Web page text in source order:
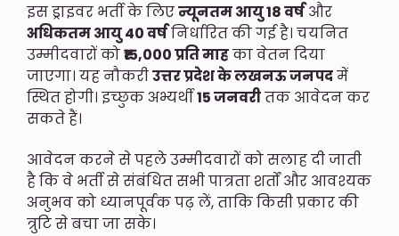
इस ड्राइवर भर्ती के लिएन्यूनतम आयु 18 वर्षऔर
अधिकतम आयु 40 वर्षनिर्धारित की गई है। चयनित
उम्मीदवारों को₹15,000 प्रति माहका वेतन दिया
जाएगा। यह नौकरीउत्तर प्रदेश के लखनऊ जनपदमें
स्थित होगी। इच्छुक अभ्यर्थी15 जनवरीतक आवेदन कर
सकते हैं।
आवेदन करने से पहले उम्मीदवारों को सलाह दी जाती
है कि वे भर्ती से संबंधित सभी पात्रता शर्तों और आवश्यक
अनुभव को ध्यानपूर्वक पढ़ लें, ताकि किसी प्रकार की
त्रुटि से बचा जा सके।